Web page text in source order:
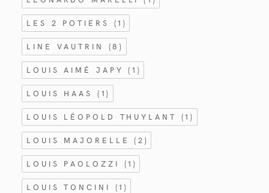
LES 2 POTIERS (1)
LINE VAUTRIN (8)
LOUIS AIMÉ JAPY(1)
LOUIS HAAS (1)
LOUIS LÉOPOLD THUYLANT (1)
LOUIS MAJORELLE(2)
LOUIS PAOLOZZI (1)
LOUIS TONCINI (1)